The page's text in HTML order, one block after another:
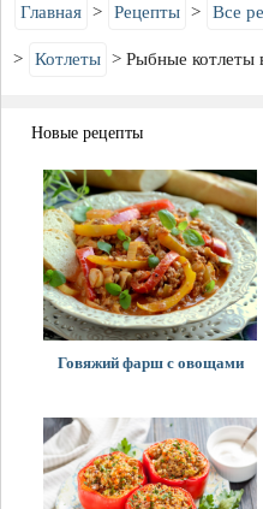
Главная Рецепты Все
Котлеты Рыбные котлеты
Новые рецепты
Говяжий фарш с овощами